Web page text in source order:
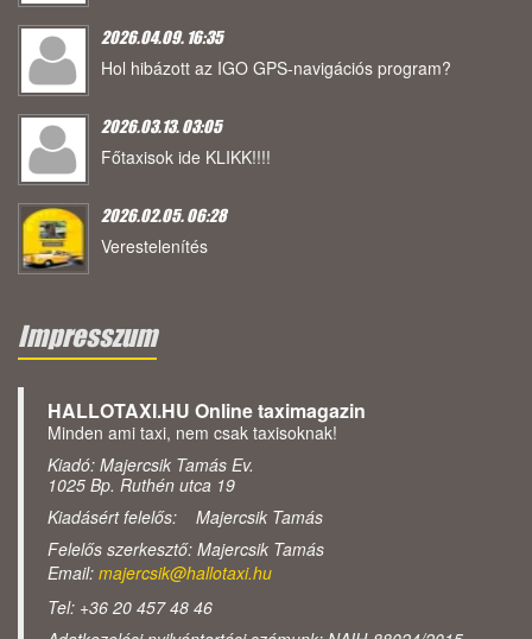
2026.04.09. 16:35
Hol hibázott az IGO GPS-navigációs program?
2026.03.13. 03:05
Főtaxisok ide KLIKK!!!!
2026.02.05. 06:28
Verestelenítés
Impresszum
HALLOTAXI.HU Online taximagazin
Minden ami taxi, nem csak taxisoknak!
Kiadó: Majercsik Tamás Ev.
1025 Bp. Ruthén utca 19
Kiadásért felelős: Majercsik Tamás
Felelős szerkesztő: Majercsik Tamás
Email: majercsik@hallotaxi.hu
Tel: +36 20 457 48 46